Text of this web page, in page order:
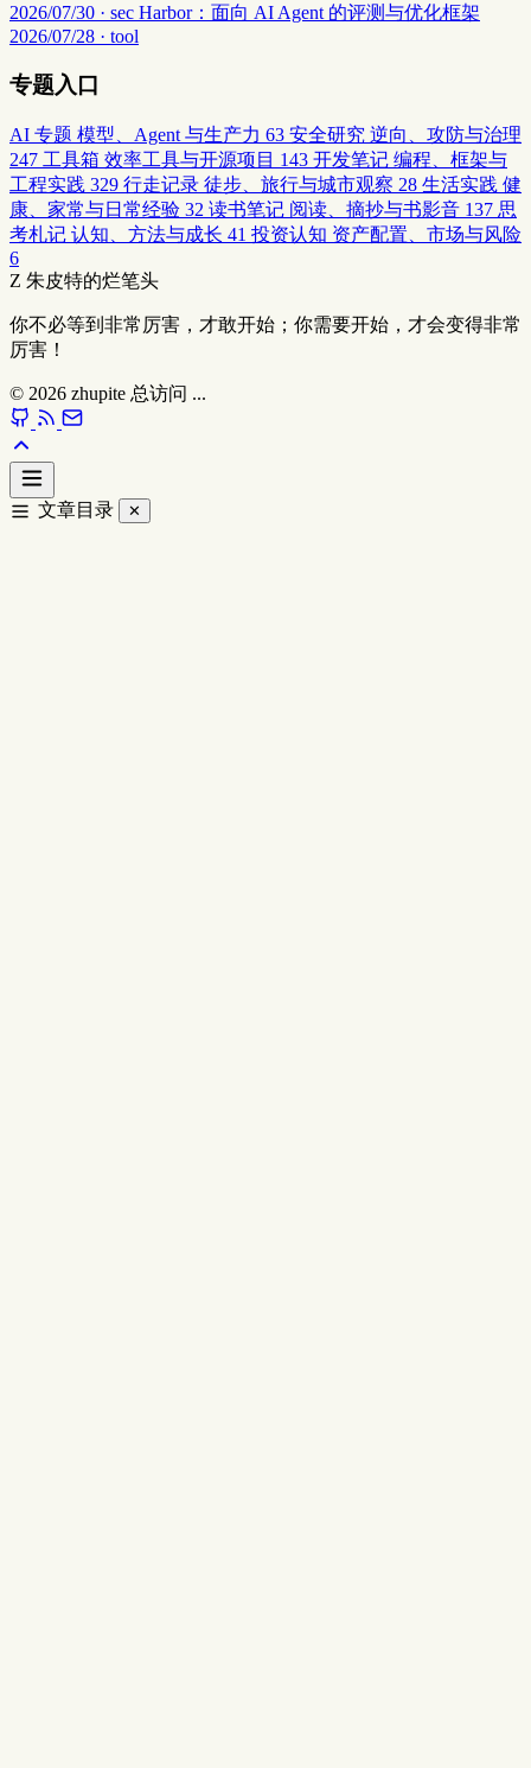
2026/07/30 · sec Harbor：面向 AI Agent 的评测与优化框架
2026/07/28 · tool
专题入口
AI 专题 模型、Agent 与生产力 63 安全研究 逆向、攻防与治理
247 工具箱 效率工具与开源项目 143 开发笔记 编程、框架与
工程实践 329 行走记录 徒步、旅行与城市观察 28 生活实践 健
康、家常与日常经验 32 读书笔记 阅读、摘抄与书影音 137 思
考札记 认知、方法与成长 41 投资认知 资产配置、市场与风险
6
Z 朱皮特的烂笔头
你不必等到非常厉害，才敢开始；你需要开始，才会变得非常
厉害！
© 2026 zhupite 总访问 ...
文章目录 ✕